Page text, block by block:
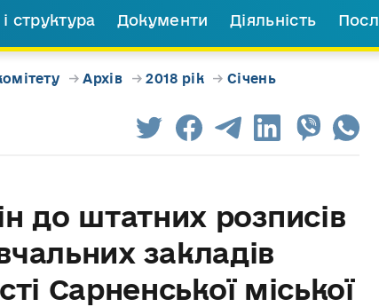
структура Документи Діяльність
→Архів →2018 рік→Січень
до штатних розписів
закладів
Сарненської міської